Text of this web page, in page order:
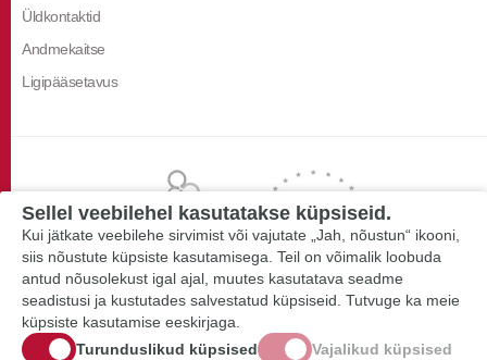
Üldkontaktid
Andmekaitse
Ligipääsetavus
Sellel veebilehel kasutatakse küpsiseid.
Kui jätkate veebilehe sirvimist või vajutate „Jah, nõustun“ ikooni,
siis nõustute küpsiste kasutamisega. Teil on võimalik loobuda
antud nõusolekust igal ajal, muutes kasutatava seadme
seadistusi ja kustutades salvestatud küpsiseid. Tutvuge ka meie
küpsiste kasutamise eeskirjaga.
Turunduslikud küpsised
Vajalikud küpsised